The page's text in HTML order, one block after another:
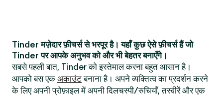
Tinder मज़ेदार फ़ीचर्स से भरपूर है। यहाँ कुछ ऐसे फ़ीचर्स हैं जो
Tinder पर आपके अनुभव को और भी बेहतर बनाएँगे।
सबसे पहली बात, Tinder को इस्तेमाल करना बहुत आसान है।
आपको बस एक अकाउंटबनाना है। अपने व्यक्तित्व का प्रदर्शन करने
के लिए अपनी प्रोफ़ाइल में अपनी दिलचस्पी/रुचियाँ, तस्वीरें और एक